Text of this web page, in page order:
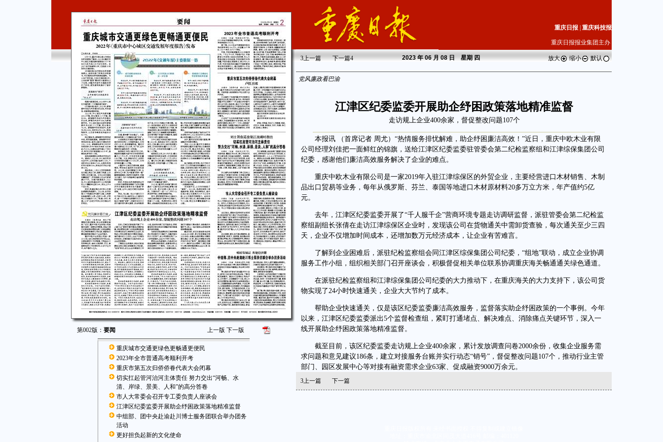
第002版： 要闻 上一版 下一版
重庆城市交通更绿色更畅通更便民
2023年全市普通高考顺利开考
重庆市第五次归侨侨眷代表大会闭幕
切实扛起管河治河主体责任 努力交出“河畅、水
清、岸绿、景美、人和”的高分答卷
市人大常委会召开专工委负责人座谈会
江津区纪委监委开展助企纾困政策落地精准监督
中组部、团中央赴渝赴川博士服务团联合举办团务
活动
更好担负起新的文化使命
重庆日报 重庆科技报
重庆日报报业集团主办
3上一篇 下一篇4 2023年 06 月 08 日 星期四 放大 缩小 默认
党风廉政看巴渝
江津区纪委监委开展助企纾困政策落地精准监督
走访规上企业400余家，督促整改问题107个
本报讯 （首席记者 周尤）“热情服务排忧解难，助企纾困廉洁高效！”近日，重庆中欧木业有限
公司经理刘佳把一面鲜红的锦旗，送给江津区纪委监委驻管委会第二纪检监察组和江津综保集团公司
纪委，感谢他们廉洁高效服务解决了企业的难点。
重庆中欧木业有限公司是一家2019年入驻江津综保区的外贸企业，主要经营进口木材销售、木制
品出口贸易等业务，每年从俄罗斯、芬兰、泰国等地进口木材原材料20多万立方米，年产值约5亿
元。
去年，江津区纪委监委开展了“千人服千企”营商环境专题走访调研监督，派驻管委会第二纪检监
察组副组长张倩在走访江津综保区企业时，发现该公司在货物通关中需卸货查验，每次通关至少三四
天，企业不仅增加时间成本，还增加数万元经济成本，让企业有苦难言。
了解到企业困难后，派驻纪检监察组会同江津区综保集团公司纪委，“组地”联动，成立企业协调
服务工作小组，组织相关部门召开座谈会，积极督促相关单位联系协调重庆海关畅通通关绿色通道。
在派驻纪检监察组和江津综保集团公司纪委的大力推动下，在重庆海关的大力支持下，该公司货
物实现了24小时快速通关，企业大大节约了成本。
帮助企业快速通关，仅是该区纪委监委廉洁高效服务，监督落实助企纾困政策的一个事例。今年
以来，江津区纪委监委派出5个监督检查组，紧盯打通堵点、解决难点、消除痛点关键环节，深入一
线开展助企纾困政策落地精准监督。
截至目前，该区纪委监委走访规上企业400余家，累计发放调查问卷2000余份，收集企业服务需
求问题和意见建议186条，建立对接服务台账并实行动态“销号”，督促整改问题107个，推动行业主管
部门、园区发展中心等对接有融资需求企业63家、促成融资9000万余元。
3上一篇 下一篇